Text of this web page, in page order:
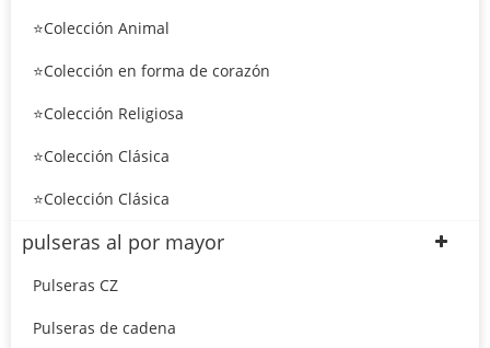
⭐Colección Animal
⭐Colección en forma de corazón
⭐Colección Religiosa
⭐Colección Clásica
⭐Colección Clásica
pulseras al por mayor
Pulseras CZ
Pulseras de cadena